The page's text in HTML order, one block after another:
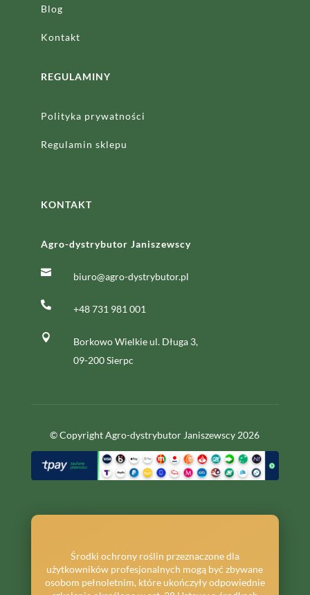
Blog
Kontakt
REGULAMINY
Polityka prywatności
Regulamin sklepu
KONTAKT
Agro-dystrybutor Janiszewscy
 biuro@agro-dystrybutor.pl
 +48 731 981 001

Borkowo Wielkie ul. Długa 3,
09-200 Sierpc
© Copyright Agro-dystrybutor Janiszewscy 2026
Środki ochrony roślin przeznaczone dla
użytkowników profesjonalnych mogą być zbywane
osobom pełnoletnim, które ukończyły odpowiednie